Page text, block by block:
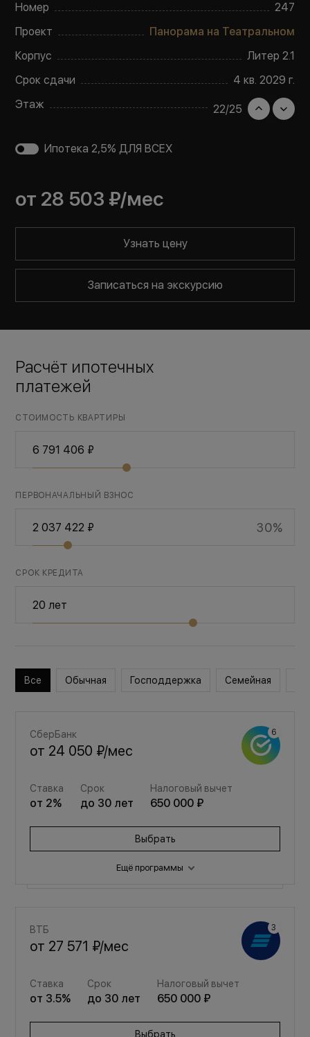
Номер
247
Проект
Панорама на Театральном
Корпус
Литер 2.1
Срок сдачи
4 кв. 2029 г.
Этаж
22/25
Ипотека 2,5% ДЛЯ ВСЕХ
от 28 503 ₽/мес
Узнать цену
Записаться на экскурсию
Расчёт ипотечных
платежей
СТОИМОСТЬ КВАРТИРЫ
ПЕРВОНАЧАЛЬНЫЙ ВЗНОС
30%
СРОК КРЕДИТА
Все Обычная Господдержка Семейная
СберБанк
от 24 050 ₽/мес
Ставка
от 2%
Срок
до 30 лет
Налоговый вычет
650 000 ₽
Выбрать
Ещё программы
от32 203 ₽ /мес
от3.5% до30 650 000 ₽
Выбрать
ВТБ
от 27 571 ₽/мес
Ставка
от 3.5%
Срок
до 30 лет
Налоговый вычет
650 000 ₽
Выбрать